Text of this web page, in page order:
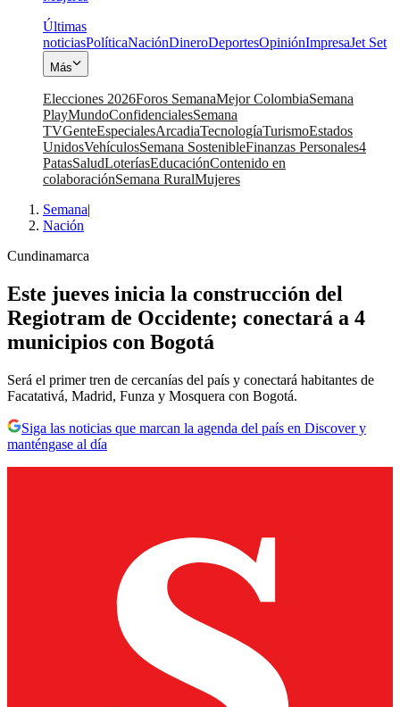
Últimas
noticiasPolíticaNaciónDineroDeportesOpiniónImpresaJet Set
Más
Elecciones 2026Foros SemanaMejor ColombiaSemana
PlayMundoConfidencialesSemana
TVGenteEspecialesArcadiaTecnologíaTurismoEstados
UnidosVehículosSemana SostenibleFinanzas Personales4
PatasSaludLoteríasEducaciónContenido en
colaboraciónSemana RuralMujeres
Semana|
Nación
Cundinamarca
Este jueves inicia la construcción del
Regiotram de Occidente; conectará a 4
municipios con Bogotá
Será el primer tren de cercanías del país y conectará habitantes de
Facatativá, Madrid, Funza y Mosquera con Bogotá.
Siga las noticias que marcan la agenda del país en Discover y
manténgase al día